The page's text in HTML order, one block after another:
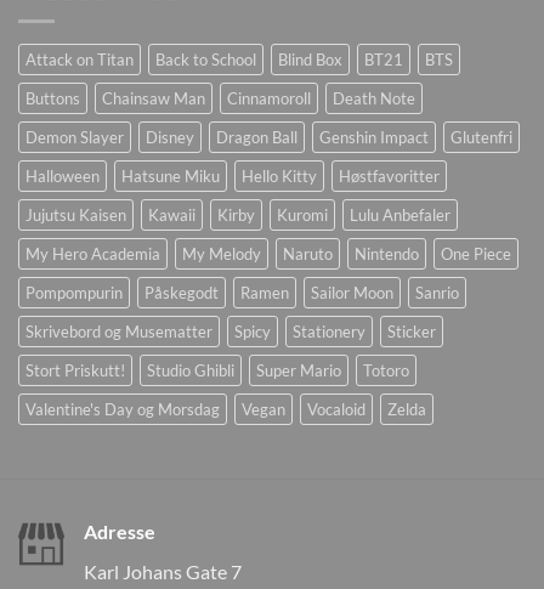
Attack on Titan Back to School Blind Box BT21
BTS
Buttons
Chainsaw Man Cinnamoroll
Death Note
Demon Slayer
Disney Dragon Ball Genshin Impact
Glutenfri
Halloween
Hatsune Miku Hello Kitty
Høstfavoritter
Jujutsu Kaisen
Kawaii Kirby Kuromi
Lulu Anbefaler
My Hero Academia
My Melody Naruto Nintendo
One Piece
Pompompurin
Påskegodt Ramen Sailor Moon
Sanrio
Skrivebord og Musematter
Spicy Stationery
Sticker
Stort Priskutt!
Studio Ghibli Super Mario
Totoro
Valentine's Day og Morsdag
Vegan Vocaloid Zelda
Adresse
Karl Johans Gate 7